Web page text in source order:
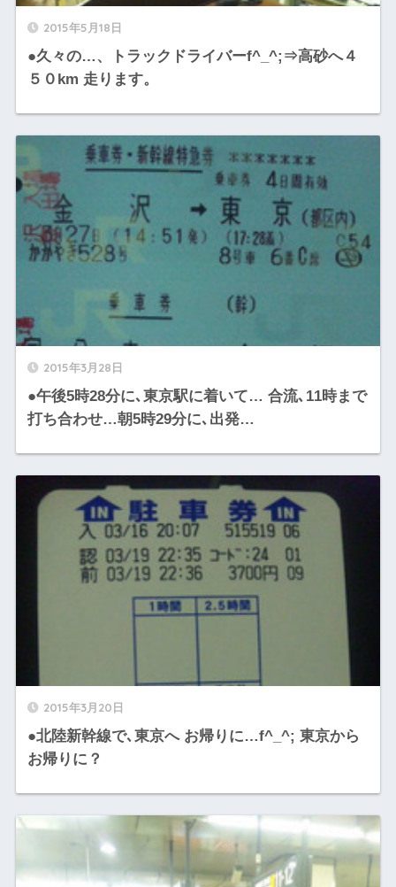
2015年5月18日
●久々の…、トラックドライバーf^_^;⇒高砂へ４
５０km 走ります。
2015年3月28日
●午後5時28分に､東京駅に着いて… 合流､11時まで
打ち合わせ…朝5時29分に､出発…
2015年3月20日
●北陸新幹線で､東京へ お帰りに…f^_^; 東京から
お帰りに？